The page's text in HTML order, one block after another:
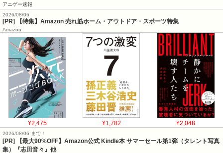
アニゲー速報
2026/08/06
[PR] 【特集】Amazon 売れ筋ホーム・アウトドア・スポーツ特集
Amazon
¥2,475 ¥1,782 ¥2,048
2026/08/06 まで！
[PR]
【最大90%OFF】Amazon公式 Kindle本 サマーセール第1弾（タレント写真
集）『志田音々』他